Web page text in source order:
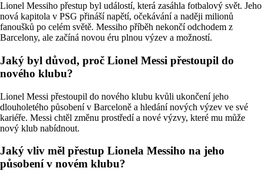
Lionel Messiho přestup byl událostí, která zasáhla fotbalový svět. Jeho
nová kapitola v PSG přináší napětí, očekávání a naději milionů
fanoušků po celém světě. Messiho příběh nekončí odchodem z
Barcelony, ale začíná novou éru plnou výzev a možností.
Jaký byl důvod, proč Lionel Messi přestoupil do
nového klubu?
Lionel Messi přestoupil do nového klubu kvůli ukončení jeho
dlouholetého působení v Barceloně a hledání nových výzev ve své
kariéře. Messi chtěl změnu prostředí a nové výzvy, které mu může
nový klub nabídnout.
Jaký vliv měl přestup Lionela Messiho na jeho
působení v novém klubu?